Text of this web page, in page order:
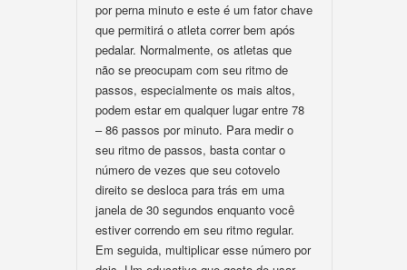
por perna minuto e este é um fator chave
que permitirá o atleta correr bem após
pedalar. Normalmente, os atletas que
não se preocupam com seu ritmo de
passos, especialmente os mais altos,
podem estar em qualquer lugar entre 78
– 86 passos por minuto. Para medir o
seu ritmo de passos, basta contar o
número de vezes que seu cotovelo
direito se desloca para trás em uma
janela de 30 segundos enquanto você
estiver correndo em seu ritmo regular.
Em seguida, multiplicar esse número por